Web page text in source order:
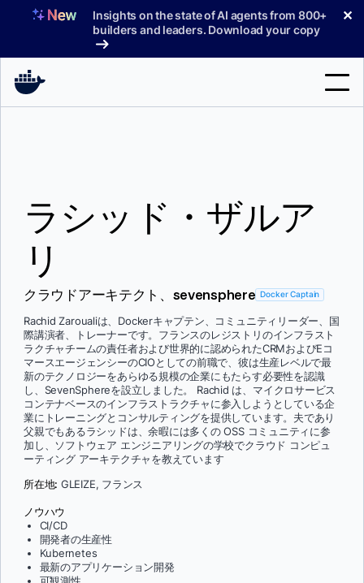
へ
Insights on the state of AI agents from 800+
builders and leaders. Download your copy
✕
料金プラン
ブログ
ドキュメント
サインイン
ラシッド・ザルア
リ
クラウドアーキテクト、sevensphere Docker Captain
Rachid Zaroualiは、Dockerキャプテン、コミュニティリーダー、国
際講演者、トレーナーです。フランスのレジストリのインフラスト
ラクチャチームの責任者および世界的に認められたCRMおよびEコ
マースエージェンシーのCIOとしての前職で、彼は生産レベルで最
新のテクノロジーをあらゆる規模の企業にもたらす必要性を認識
し、SevenSphereを設立しました。 Rachid は、マイクロサービス
コンテナベースのインフラストラクチャに参入しようとしている企
業にトレーニングとコンサルティングを提供しています。夫であり
父親でもあるラシッドは、余暇には多くの OSS コミュニティに参
加し、ソフトウェア エンジニアリングの学校でクラウド コンピュ
ーティング アーキテクチャを教えています
所在地: GLEIZE, フランス
ノウハウ
CI/CD
開発者の生産性
Kubernetes
最新のアプリケーション開発